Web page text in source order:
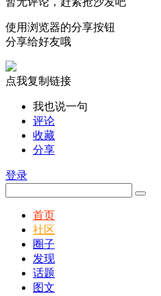
使用浏览器的分享按钮
分享给好友哦
点我复制链接
我也说一句
评论
收藏
分享
登录
首页
社区
圈子
发现
话题
图文